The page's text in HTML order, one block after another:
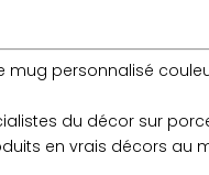
personnalisé
du décor sur
en vrais décors au